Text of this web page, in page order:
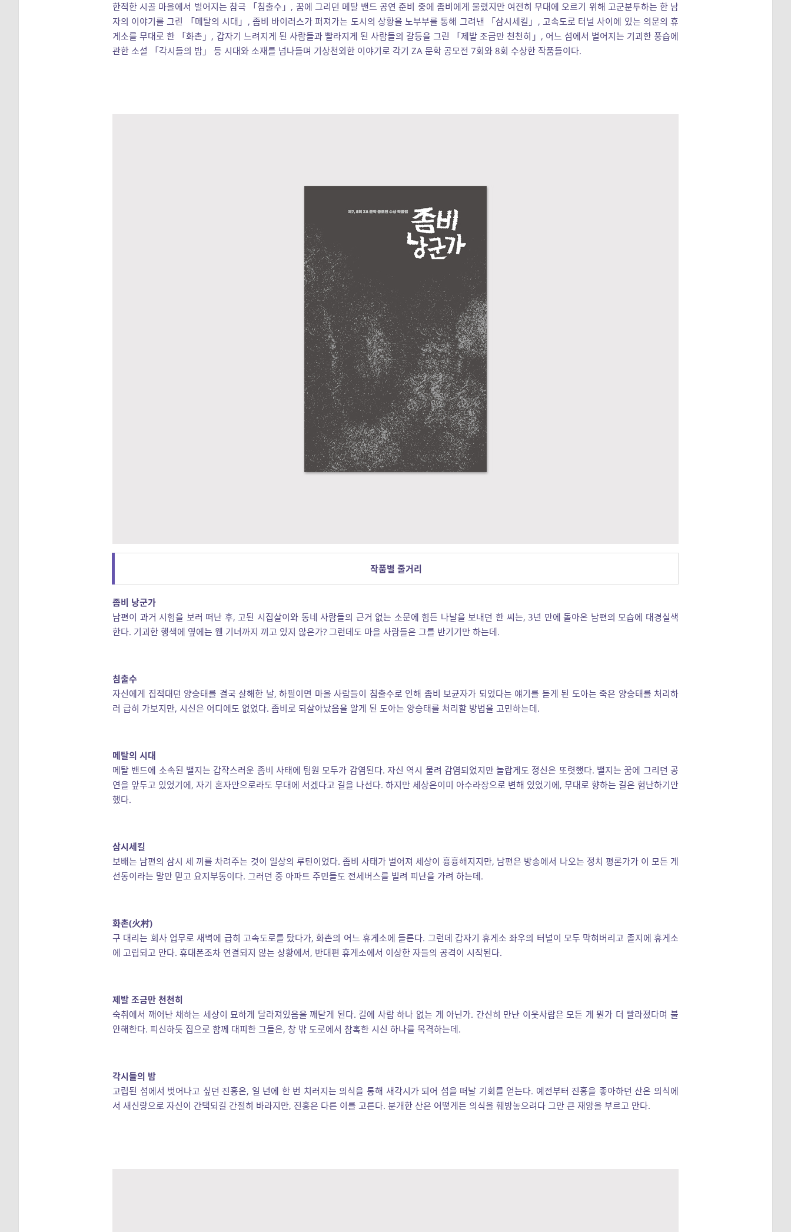
한적한 시골 마을에서 벌어지는 참극 「침출수」, 꿈에 그리던 메탈 밴드 공연 준비 중에 좀비에게 물렸지만 여전히 무대에 오르기 위해 고군분투하는 한 남
자의 이야기를 그린 「메탈의 시대」, 좀비 바이러스가 퍼져가는 도시의 상황을 노부부를 통해 그려낸 「삼시세킬」, 고속도로 터널 사이에 있는 의문의 휴
게소를 무대로 한 「화촌」, 갑자기 느려지게 된 사람들과 빨라지게 된 사람들의 갈등을 그린 「제발 조금만 천천히」, 어느 섬에서 벌어지는 기괴한 풍습에
관한 소설 「각시들의 밤」 등 시대와 소재를 넘나들며 기상천외한 이야기로 각기 ZA 문학 공모전 7회와 8회 수상한 작품들이다.
작품별 줄거리
좀비 낭군가
남편이 과거 시험을 보러 떠난 후, 고된 시집살이와 동네 사람들의 근거 없는 소문에 힘든 나날을 보내던 한 씨는, 3년 만에 돌아온 남편의 모습에 대경실색
한다. 기괴한 행색에 옆에는 웬 기녀까지 끼고 있지 않은가? 그런데도 마을 사람들은 그를 반기기만 하는데.
침출수
자신에게 집적대던 양승태를 결국 살해한 날, 하필이면 마을 사람들이 침출수로 인해 좀비 보균자가 되었다는 얘기를 듣게 된 도아는 죽은 양승태를 처리하
러 급히 가보지만, 시신은 어디에도 없었다. 좀비로 되살아났음을 알게 된 도아는 양승태를 처리할 방법을 고민하는데.
메탈의 시대
메탈 밴드에 소속된 밸지는 갑작스러운 좀비 사태에 팀원 모두가 감염된다. 자신 역시 물려 감염되었지만 놀랍게도 정신은 또렷했다. 밸지는 꿈에 그리던 공
연을 앞두고 있었기에, 자기 혼자만으로라도 무대에 서겠다고 길을 나선다. 하지만 세상은이미 아수라장으로 변해 있었기에, 무대로 향하는 길은 험난하기만
했다.
삼시세킬
보배는 남편의 삼시 세 끼를 차려주는 것이 일상의 루틴이었다. 좀비 사태가 벌어져 세상이 흉흉해지지만, 남편은 방송에서 나오는 정치 평론가가 이 모든 게
선동이라는 말만 믿고 요지부동이다. 그러던 중 아파트 주민들도 전세버스를 빌려 피난을 가려 하는데.
화촌(火村)
구 대리는 회사 업무로 새벽에 급히 고속도로를 탔다가, 화촌의 어느 휴게소에 들른다. 그런데 갑자기 휴게소 좌우의 터널이 모두 막혀버리고 졸지에 휴게소
에 고립되고 만다. 휴대폰조차 연결되지 않는 상황에서, 반대편 휴게소에서 이상한 자들의 공격이 시작된다.
제발 조금만 천천히
숙취에서 깨어난 채하는 세상이 묘하게 달라져있음을 깨닫게 된다. 길에 사람 하나 없는 게 아닌가. 간신히 만난 이웃사람은 모든 게 뭔가 더 빨라졌다며 불
안해한다. 피신하듯 집으로 함께 대피한 그들은, 창 밖 도로에서 참혹한 시신 하나를 목격하는데.
각시들의 밤
고립된 섬에서 벗어나고 싶던 진홍은, 일 년에 한 번 치러지는 의식을 통해 새각시가 되어 섬을 떠날 기회를 얻는다. 예전부터 진홍을 좋아하던 산은 의식에
서 새신랑으로 자신이 간택되길 간절히 바라지만, 진홍은 다른 이를 고른다. 분개한 산은 어떻게든 의식을 훼방놓으려다 그만 큰 재앙을 부르고 만다.